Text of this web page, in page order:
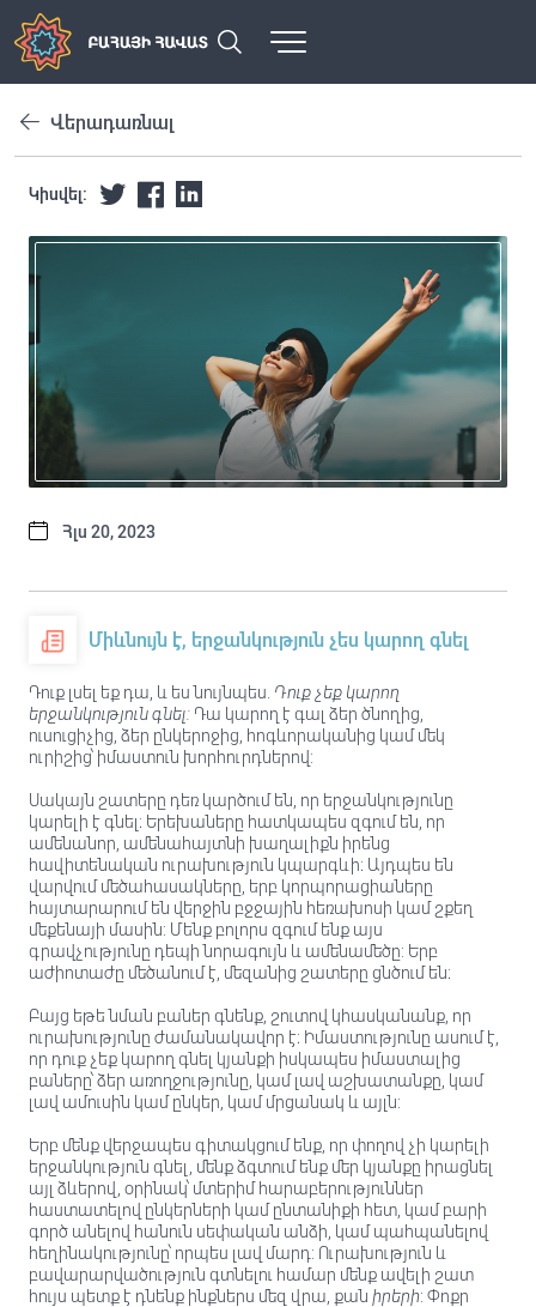
Վերադառնալ
Կիսվել:
Հլս 20, 2023
Միևնույն է, երջանկություն չես կարող գնել
Դուք լսել եք դա, և ես նույնպես. Դուք չեք կարող
երջանկություն գնել: Դա կարող է գալ ձեր ծնողից,
ուսուցիչից, ձեր ընկերոջից, հոգևորականից կամ մեկ
ուրիշից՝ իմաստուն խորհուրդներով:
Սակայն շատերը դեռ կարծում են, որ երջանկությունը
կարելի է գնել։ Երեխաները հատկապես զգում են, որ
ամենանոր, ամենահայտնի խաղալիքն իրենց
հավիտենական ուրախություն կպարգևի։ Այդպես են
վարվում մեծահասակները, երբ կորպորացիաները
հայտարարում են վերջին բջջային հեռախոսի կամ շքեղ
մեքենայի մասին: Մենք բոլորս զգում ենք այս
գրավչությունը դեպի նորագույն և ամենամեծը: Երբ
աժիոտաժը մեծանում է, մեզանից շատերը ցնծում են։
Բայց եթե նման բաներ գնենք, շուտով կհասկանանք, որ
ուրախությունը ժամանակավոր է։ Իմաստությունը ասում է,
որ դուք չեք կարող գնել կյանքի իսկապես իմաստալից
բաները՝ ձեր առողջությունը, կամ լավ աշխատանքը, կամ
լավ ամուսին կամ ընկեր, կամ մրցանակ և այլն:
Երբ մենք վերջապես գիտակցում ենք, որ փողով չի կարելի
երջանկություն գնել, մենք ձգտում ենք մեր կյանքը իրացնել
այլ ձևերով, օրինակ՝ մտերիմ հարաբերություններ
հաստատելով ընկերների կամ ընտանիքի հետ, կամ բարի
գործ անելով հանուն սեփական անձի, կամ պահպանելով
հեղինակությունը՝ որպես լավ մարդ: Ուրախություն և
բավարարվածություն գտնելու համար մենք ավելի շատ
հույս պետք է դնենք ինքներս մեզ վրա, քան իրերի: Փոքր